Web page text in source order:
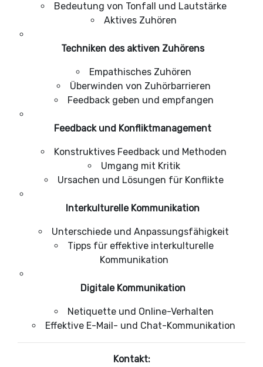
Bedeutung von Tonfall und Lautstärke
Aktives Zuhören
Techniken des aktiven Zuhörens
Empathisches Zuhören
Überwinden von Zuhörbarrieren
Feedback geben und empfangen
Feedback und Konfliktmanagement
Konstruktives Feedback und Methoden
Umgang mit Kritik
Ursachen und Lösungen für Konflikte
Interkulturelle Kommunikation
Unterschiede und Anpassungsfähigkeit
Tipps für effektive interkulturelle
Kommunikation
Digitale Kommunikation
Netiquette und Online-Verhalten
Effektive E-Mail- und Chat-Kommunikation
Kontakt: